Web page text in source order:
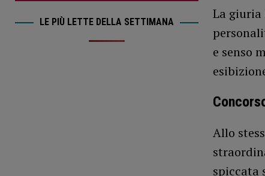
La giuria
e senso
Allo
spiccata
LE PIÙ LETTE DELLA SETTIMANA